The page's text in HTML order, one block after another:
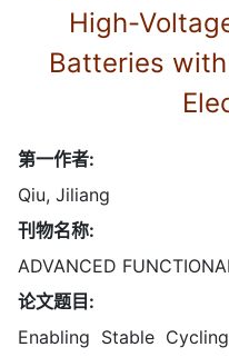
High-
Batteries
第一作者:
Qiu, Jiliang
刊物名称:
ADVANCED
论文题目:
Enabling Stable